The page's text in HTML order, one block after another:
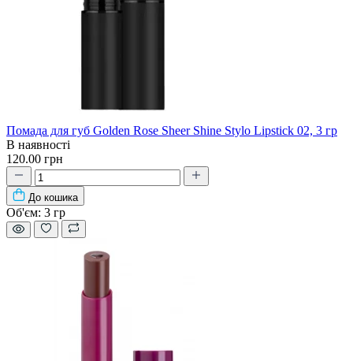
Помада для губ Golden Rose Sheer Shine Stylo Lipstick 02, 3 гр
В наявності
120.00 грн
До кошика
Об'єм: 3 гр